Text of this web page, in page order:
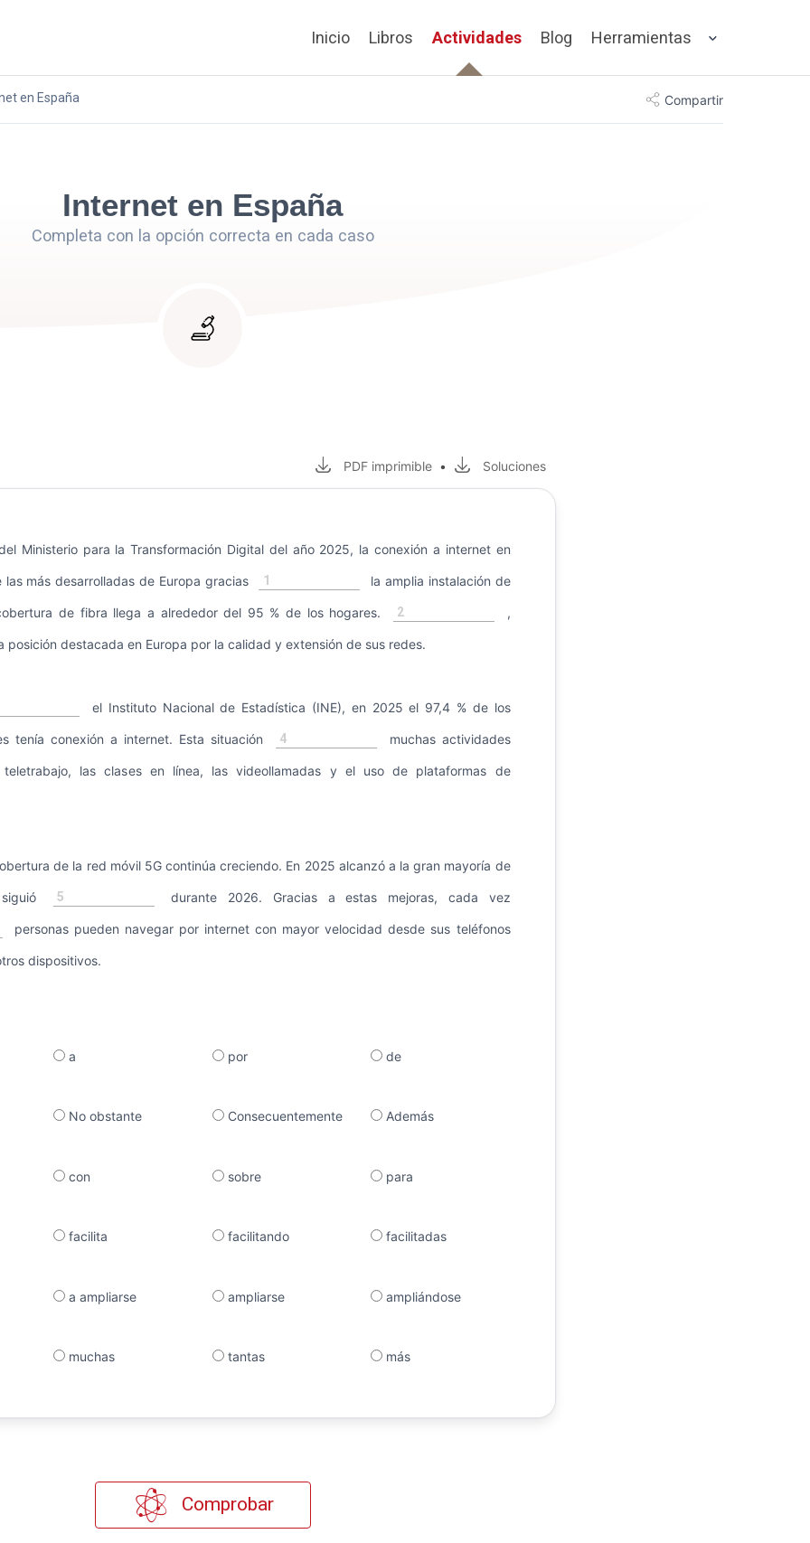
Inicio Libros Actividades Blog Herramientas
en España Compartir
Internet en España
Completa con la opción correcta en cada caso
PDF imprimible • Soluciones
Ministerio para la Transformación Digital del año 2025, la conexión a internet en
las más desarrolladas de Europa gracias 1 la amplia instalación de
de fibra llega a alrededor del 95 % de los hogares. 2 ,
posición destacada en Europa por la calidad y extensión de sus redes.
el Instituto Nacional de Estadística (INE), en 2025 el 97,4 % de los
tenía conexión a internet. Esta situación 4 muchas actividades
las clases en línea, las videollamadas y el uso de plataformas de
de la red móvil 5G continúa creciendo. En 2025 alcanzó a la gran mayoría de
5 durante 2026. Gracias a estas mejoras, cada vez
personas pueden navegar por internet con mayor velocidad desde sus teléfonos
dispositivos.
a por de
No obstante Consecuentemente Además
con sobre para
facilita facilitando facilitadas
a ampliarse ampliarse ampliándose
muchas tantas más
Comprobar